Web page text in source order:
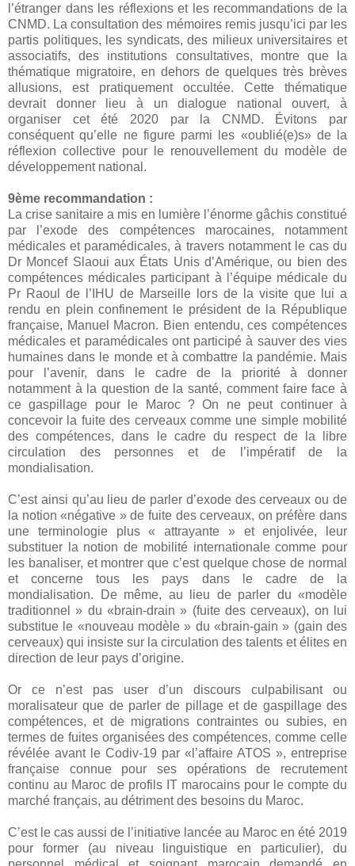
l’étranger dans les réflexions et les recommandations de la
CNMD. La consultation des mémoires remis jusqu’ici par les
partis politiques, les syndicats, des milieux universitaires et
associatifs, des institutions consultatives, montre que la
thématique migratoire, en dehors de quelques très brèves
allusions, est pratiquement occultée. Cette thématique
devrait donner lieu à un dialogue national ouvert, à
organiser cet été 2020 par la CNMD. Évitons par
conséquent qu’elle ne figure parmi les «oublié(e)s» de la
réflexion collective pour le renouvellement du modèle de
développement national.
9ème recommandation :
La crise sanitaire a mis en lumière l’énorme gâchis constitué
par l’exode des compétences marocaines, notamment
médicales et paramédicales, à travers notamment le cas du
Dr Moncef Slaoui aux États Unis d’Amérique, ou bien des
compétences médicales participant à l’équipe médicale du
Pr Raoul de l’IHU de Marseille lors de la visite que lui a
rendu en plein confinement le président de la République
française, Manuel Macron. Bien entendu, ces compétences
médicales et paramédicales ont participé à sauver des vies
humaines dans le monde et à combattre la pandémie. Mais
pour l’avenir, dans le cadre de la priorité à donner
notamment à la question de la santé, comment faire face à
ce gaspillage pour le Maroc ? On ne peut continuer à
concevoir la fuite des cerveaux comme une simple mobilité
des compétences, dans le cadre du respect de la libre
circulation des personnes et de l’impératif de la
mondialisation.
C’est ainsi qu’au lieu de parler d’exode des cerveaux ou de
la notion «négative » de fuite des cerveaux, on préfère dans
une terminologie plus « attrayante » et enjolivée, leur
substituer la notion de mobilité internationale comme pour
les banaliser, et montrer que c’est quelque chose de normal
et concerne tous les pays dans le cadre de la
mondialisation. De même, au lieu de parler du «modèle
traditionnel » du «brain-drain » (fuite des cerveaux), on lui
substitue le «nouveau modèle » du «brain-gain » (gain des
cerveaux) qui insiste sur la circulation des talents et élites en
direction de leur pays d’origine.
Or ce n’est pas user d’un discours culpabilisant ou
moralisateur que de parler de pillage et de gaspillage des
compétences, et de migrations contraintes ou subies, en
termes de fuites organisées des compétences, comme celle
révélée avant le Codiv-19 par «l’affaire ATOS », entreprise
française connue pour ses opérations de recrutement
continu au Maroc de profils IT marocains pour le compte du
marché français, au détriment des besoins du Maroc.
C’est le cas aussi de l’initiative lancée au Maroc en été 2019
pour former (au niveau linguistique en particulier), du